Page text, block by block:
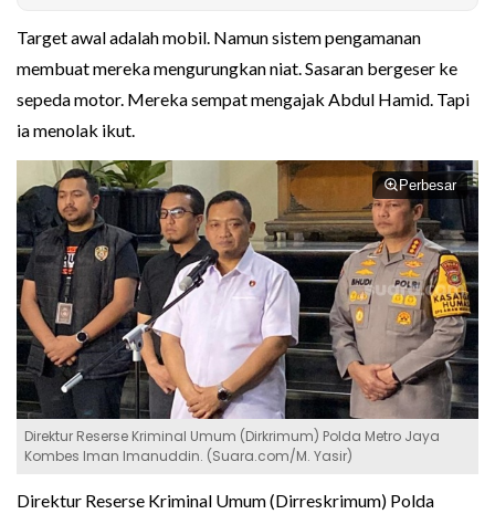
Target awal adalah mobil. Namun sistem pengamanan
membuat mereka mengurungkan niat. Sasaran bergeser ke
sepeda motor. Mereka sempat mengajak Abdul Hamid. Tapi
ia menolak ikut.
Perbesar
Direktur Reserse Kriminal Umum (Dirkrimum) Polda Metro Jaya
Kombes Iman Imanuddin. (Suara.com/M. Yasir)
Direktur Reserse Kriminal Umum (Dirreskrimum) Polda